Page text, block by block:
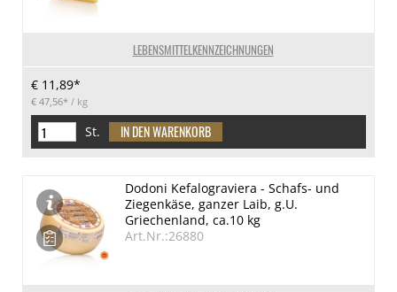
LEBENSMITTELKENNZEICHNUNGEN
€ 11,89*
€ 47,56* / kg
St.
Dodoni Kefalograviera - Schafs- und
Ziegenkäse, ganzer Laib, g.U.
Griechenland, ca.10 kg
Art.Nr.:26880